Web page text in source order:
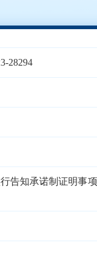
28294
告知承诺制证明事